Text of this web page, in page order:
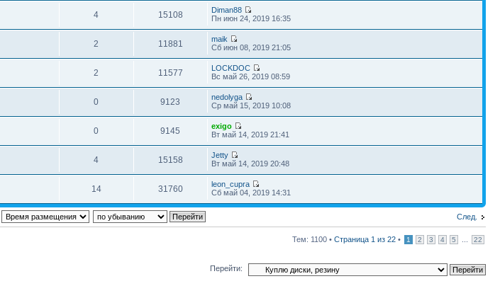
4 15108
Diman88
Пн июн 24, 2019 16:35
2 11881
maik
Сб июн 08, 2019 21:05
2 11577
LOCKDOC
Вс май 26, 2019 08:59
0 9123
nedolyga
Ср май 15, 2019 10:08
0 9145
exigo
Вт май 14, 2019 21:41
4 15158
Jetty
Вт май 14, 2019 20:48
14 31760
leon_cupra
Сб май 04, 2019 14:31
След.
Тем: 1100 • Страница 1 из 22 • 1 2 3 4 5 22
Перейти: